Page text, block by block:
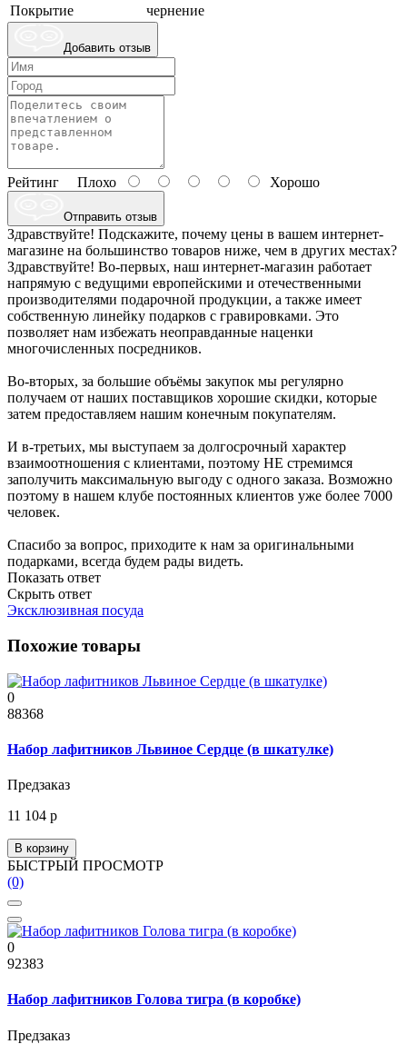
Покрытие
чернение
Добавить отзыв
Рейтинг Плохо Хорошо
Отправить отзыв
Здравствуйте! Подскажите, почему цены в вашем интернет-
магазине на большинство товаров ниже, чем в других местах?
Здравствуйте! Во-первых, наш интернет-магазин работает
напрямую с ведущими европейскими и отечественными
производителями подарочной продукции, а также имеет
собственную линейку подарков с гравировками. Это
позволяет нам избежать неоправданные наценки
многочисленных посредников.
Во-вторых, за большие объёмы закупок мы регулярно
получаем от наших поставщиков хорошие скидки, которые
затем предоставляем нашим конечным покупателям.
И в-третьих, мы выступаем за долгосрочный характер
взаимоотношения с клиентами, поэтому НЕ стремимся
заполучить максимальную выгоду с одного заказа. Возможно
поэтому в нашем клубе постоянных клиентов уже более 7000
человек.
Спасибо за вопрос, приходите к нам за оригинальными
подарками, всегда будем рады видеть.
Показать ответ
Скрыть ответ
Эксклюзивная посуда
Похожие товары
0
88368
Набор лафитников Львиное Сердце (в шкатулке)
Предзаказ
11 104 р
В корзину
БЫСТРЫЙ ПРОСМОТР
(0)
0
92383
Набор лафитников Голова тигра (в коробке)
Предзаказ